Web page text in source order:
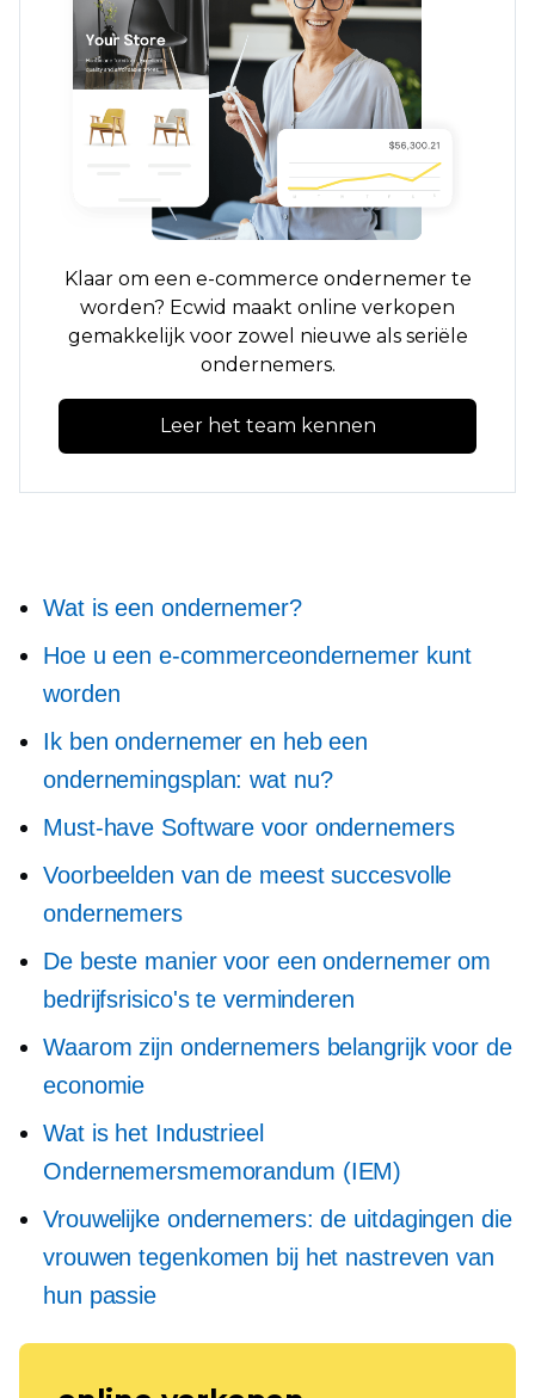
Klaar om een ​​e-commerce ondernemer te
worden? Ecwid maakt online verkopen
gemakkelijk voor zowel nieuwe als seriële
ondernemers.
Leer het team kennen
Wat is een ondernemer?
Hoe u een e-commerceondernemer kunt
worden
Ik ben ondernemer en heb een
ondernemingsplan: wat nu?
Must-have Software voor ondernemers
Voorbeelden van de meest succesvolle
ondernemers
De beste manier voor een ondernemer om
bedrijfsrisico's te verminderen
Waarom zijn ondernemers belangrijk voor de
economie
Wat is het Industrieel
Ondernemersmemorandum (IEM)
Vrouwelijke ondernemers: de uitdagingen die
vrouwen tegenkomen bij het nastreven van
hun passie